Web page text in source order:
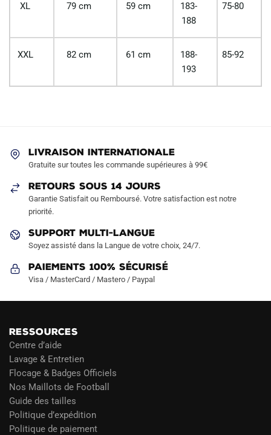
XL 79 cm 59 cm
183-
188
75-80
XXL 82 cm 61 cm
188-
193
85-92
LIVRAISON INTERNATIONALE
Gratuite sur toutes les commande supérieures à 99€
RETOURS SOUS 14 JOURS
Garantie Satisfait ou Remboursé. Votre satisfaction est notre
priorité.
SUPPORT MULTI-LANGUE
Soyez assisté dans la Langue de votre choix, 24/7.
Paiements 100% Sécurisé
Visa / MasterCard / Mastero / Paypal
RESSOURCES
Centre d’aide
Lavage & Entretien
Flocage & Badges Officiels
Nos Maillots de Football
Guide des tailles
Politique d’expédition
Politique de paiement